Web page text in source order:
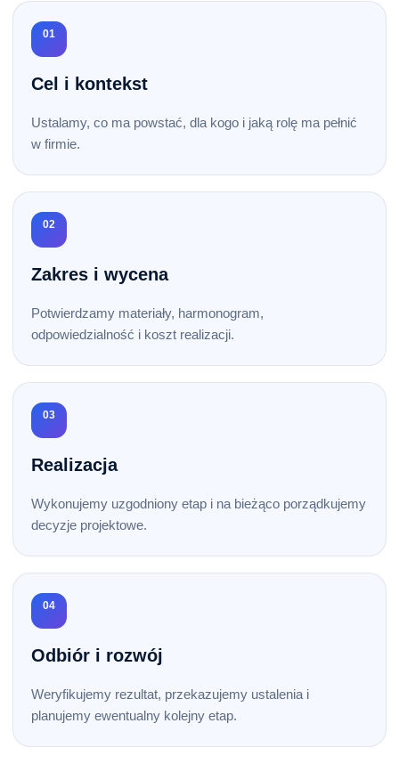
01
Cel i kontekst
Ustalamy, co ma powstać, dla kogo i jaką rolę ma pełnić
w firmie.
02
Zakres i wycena
Potwierdzamy materiały, harmonogram,
odpowiedzialność i koszt realizacji.
03
Realizacja
Wykonujemy uzgodniony etap i na bieżąco porządkujemy
decyzje projektowe.
04
Odbiór i rozwój
Weryfikujemy rezultat, przekazujemy ustalenia i
planujemy ewentualny kolejny etap.